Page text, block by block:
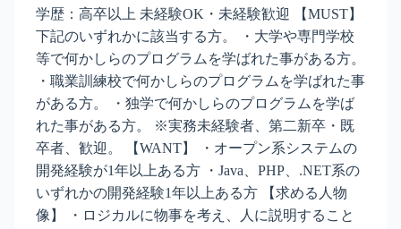
学歴：高卒以上 未経験OK・未経験歓迎 【MUST】
下記のいずれかに該当する方。 ・大学や専門学校
等で何かしらのプログラムを学ばれた事がある方。
・職業訓練校で何かしらのプログラムを学ばれた事
がある方。 ・独学で何かしらのプログラムを学ば
れた事がある方。 ※実務未経験者、第二新卒・既
卒者、歓迎。 【WANT】 ・オープン系システムの
開発経験が1年以上ある方 ・Java、PHP、.NET系の
いずれかの開発経験1年以上ある方 【求める人物
像】 ・ロジカルに物事を考え、人に説明すること